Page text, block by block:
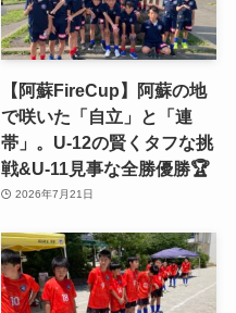
【阿蘇FireCup】阿蘇の地
で咲いた「自立」と「連
帯」。U-12の賢くタフな挑
戦&U-11見事な全勝優勝🏆
2026年7月21日